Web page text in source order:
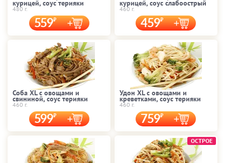
курицей, соус терияки
480 г.
559
курицей, соус слабоострый
460 г.
459
Соба XL с овощами и
свининой, соус терияки
460 г.
599
Удон XL с овощами и
креветками, соус терияки
460 г.
759
ОСТРОЕ